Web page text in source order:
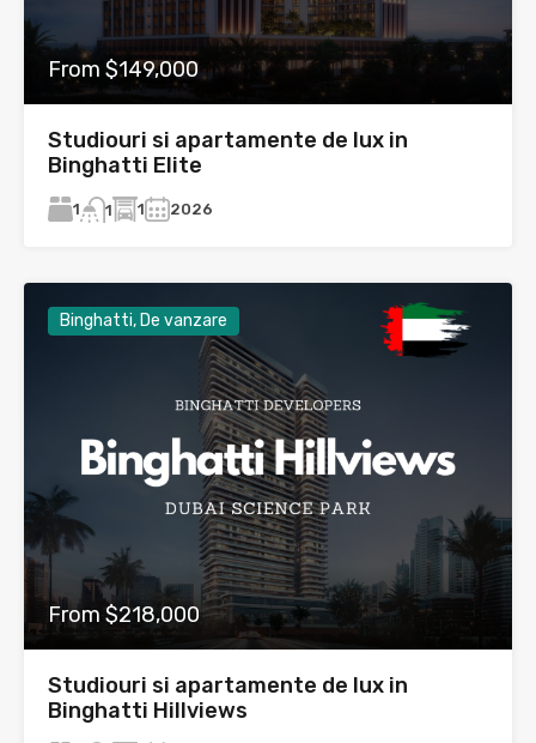
From $149,000
Studiouri si apartamente de lux in
Binghatti Elite
1 1 1 2026
Binghatti, De vanzare
From $218,000
Studiouri si apartamente de lux in
Binghatti Hillviews